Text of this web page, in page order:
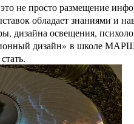
не просто размещение
обладает знаниями и
дизайна освещения,
дизайн» в школе МАРШ